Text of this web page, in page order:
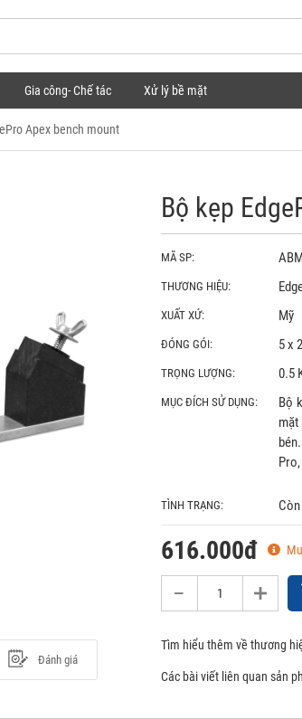
Gia công- Chế tác Xử lý bề mặt
Apex bench mount
Đánh giá
Bộ kẹp
MÃ SP:
THƯƠNG HIỆU:
XUẤT XỨ: Mỹ
ĐÓNG GÓI: 5 x
TRỌNG LƯỢNG: 0.5
MỤC ĐÍCH SỬ DỤNG:
Bộ
mặt
TÌNH TRẠNG:
616.000đ
Tìm hiểu thêm về thương
Các bài viết liên quan sản